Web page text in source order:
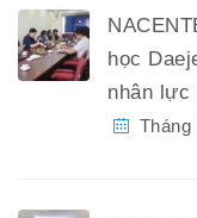
học
nhân lực
Tháng